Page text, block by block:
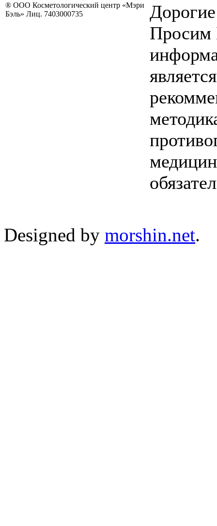
® ООО Косметологический центр «Мэри
Бэль» Лиц. 7403000735
Просим
Designed by morshin.net.